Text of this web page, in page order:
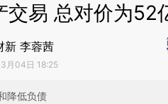
易 总对价为52
新 李蓉茜
月04日 18:25
降低负债